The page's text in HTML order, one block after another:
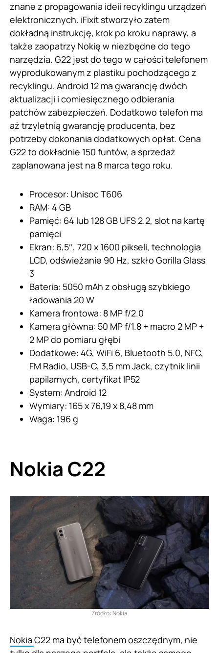
znane z propagowania ideii recyklingu urządzeń
elektronicznych. iFixit stworzyło zatem
dokładną instrukcję, krok po kroku naprawy, a
także zaopatrzy Nokię w niezbędne do tego
narzędzia. G22 jest do tego w całości telefonem
wyprodukowanym z plastiku pochodzącego z
recyklingu. Android 12 ma gwarancję dwóch
aktualizacji i comiesięcznego odbierania
patchów zabezpieczeń. Dodatkowo telefon ma
aż trzyletnią gwarancję producenta, bez
potrzeby dokonania dodatkowych opłat. Cena
G22 to dokładnie 150 funtów, a sprzedaż
zaplanowana jest na 8 marca tego roku.
Procesor: Unisoc T606
RAM: 4 GB
Pamięć: 64 lub 128 GB UFS 2.2, slot na kartę
pamięci
Ekran: 6,5″, 720 x 1600 pikseli, technologia
LCD, odświeżanie 90 Hz, szkło Gorilla Glass
3
Bateria: 5050 mAh z obsługą szybkiego
ładowania 20 W
Kamera frontowa: 8 MP f/2.0
Kamera główna: 50 MP f/1.8 + macro 2 MP +
2 MP do pomiaru głębi
Dodatkowe: 4G, WiFi 6, Bluetooth 5.0, NFC,
FM Radio, USB-C, 3,5 mm Jack, czytnik linii
papilarnych, certyfikat IP52
System: Android 12
Wymiary: 165 x 76,19 x 8,48 mm
Waga: 196 g
Nokia C22
Źródło: Nokia
Nokia C22 ma być telefonem oszczędnym, nie